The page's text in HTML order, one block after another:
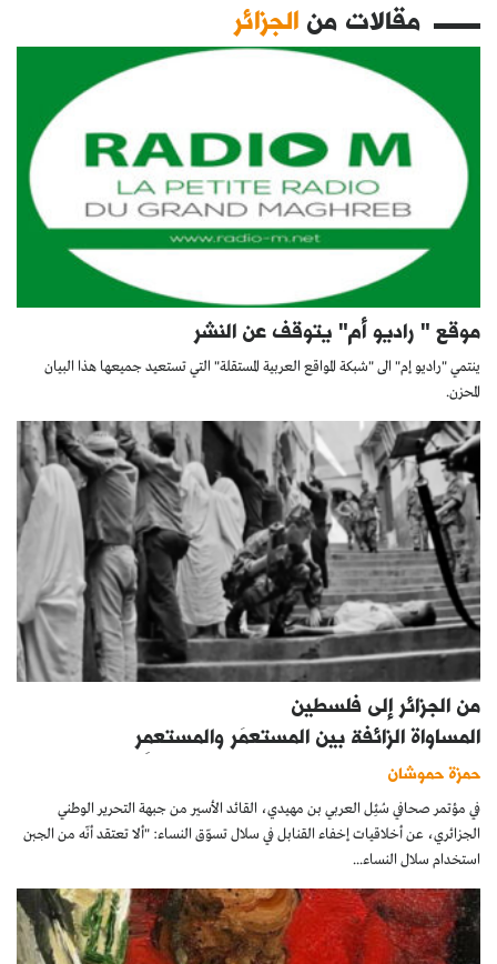
مقالات منالجزائر
موقع " راديو أم" يتوقف عن النشر
ينتمي "راديو إم" الى "شبكة المواقع العربية المستقلة" التي تستعيد جميعها هذا البيان
المحزن.
من الجزائر إلى فلسطين
المساواة الزائفة بين المستعمَر والمستعمِر
حمزة حموشان
في مؤتمر صحافي سُئِل العربي بن مهيدي، القائد الأسير من جبهة التحرير الوطني
الجزائري، عن أخلاقيات إخفاء القنابل في سلال تسوّق النساء: "ألا تعتقد أنّه من الجبن
استخدام سلال النساء...